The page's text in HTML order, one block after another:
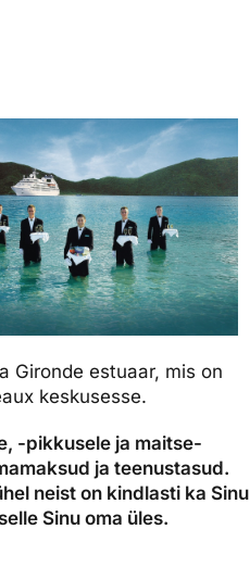
Gironde estuaar, mis on
keskusesse.
-pikkusele ja maitse-
ja teenustasud.
neist on kindlasti ka Sinu
Sinu oma üles.